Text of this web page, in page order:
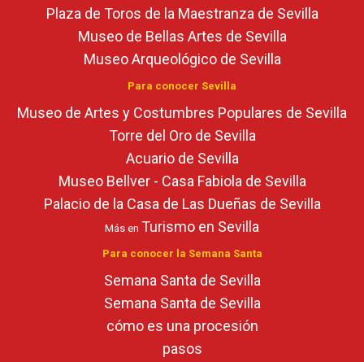
Plaza de Toros de la Maestranza de Sevilla
Museo de Bellas Artes de Sevilla
Museo Arqueológico de Sevilla
Para conocer Sevilla
Museo de Artes y Costumbres Populares de Sevilla
Torre del Oro de Sevilla
Acuario de Sevilla
Museo Bellver - Casa Fabiola de Sevilla
Palacio de la Casa de Las Dueñas de Sevilla
Más en Turismo en Sevilla
Para conocer la Semana Santa
Semana Santa de Sevilla
Semana Santa de Sevilla
cómo es una procesión
pasos